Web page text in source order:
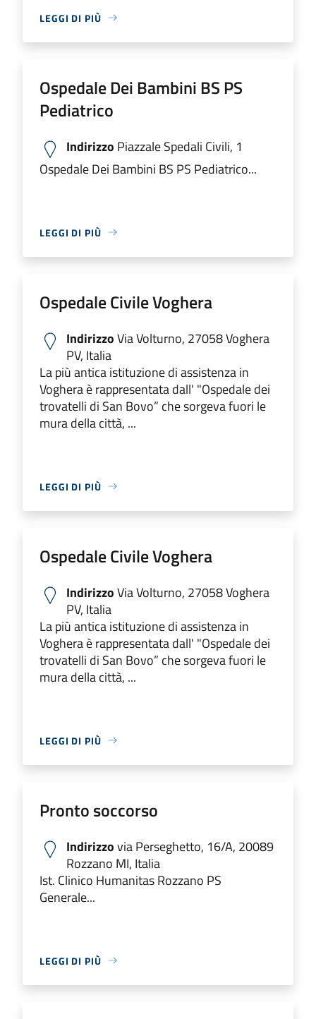
LEGGI DI PIÙ
Ospedale Dei Bambini BS PS
Pediatrico
Indirizzo Piazzale Spedali Civili, 1
Ospedale Dei Bambini BS PS Pediatrico...
LEGGI DI PIÙ
Ospedale Civile Voghera
IndirizzoVia Volturno, 27058 Voghera
PV, Italia
La più antica istituzione di assistenza in
Voghera è rappresentata dall' "Ospedale dei
trovatelli di San Bovo” che sorgeva fuori le
mura della città, ...
LEGGI DI PIÙ
Ospedale Civile Voghera
IndirizzoVia Volturno, 27058 Voghera
PV, Italia
La più antica istituzione di assistenza in
Voghera è rappresentata dall' "Ospedale dei
trovatelli di San Bovo” che sorgeva fuori le
mura della città, ...
LEGGI DI PIÙ
Pronto soccorso
Indirizzovia Perseghetto, 16/A, 20089
Rozzano MI, Italia
Ist. Clinico Humanitas Rozzano PS
Generale...
LEGGI DI PIÙ